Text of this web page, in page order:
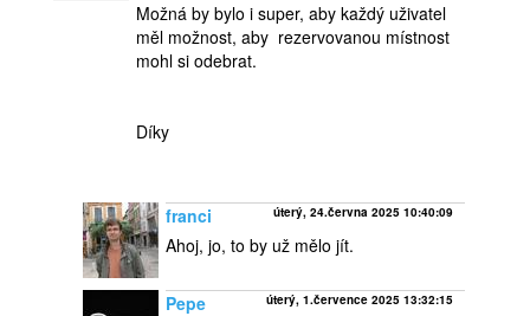
Možná by bylo i super, aby každý uživatel
měl možnost, aby rezervovanou místnost
mohl si odebrat.
Díky
franci úterý, 24.června 2025 10:40:09
Ahoj, jo, to by už mělo jít.
Pepe úterý, 1.července 2025 13:32:15